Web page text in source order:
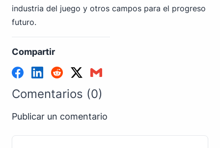
industria del juego y otros campos para el progreso
futuro.
Compartir
Comentarios (0)
Publicar un comentario